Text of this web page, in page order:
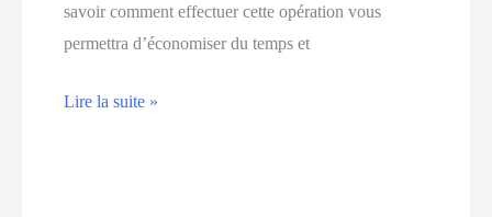
savoir comment effectuer cette opération vous
permettra d’économiser du temps et
Comment
Lire la suite »